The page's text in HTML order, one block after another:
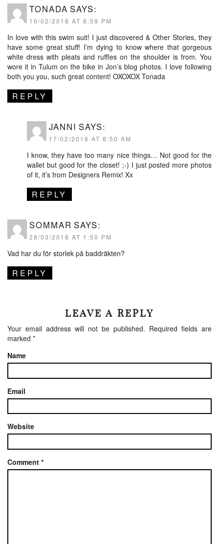
TONADA SAYS:
16/02/2018 AT 8:59 PM
In love with this swim suit! I just discovered & Other Stories, they
have some great stuff! I’m dying to know where that gorgeous
white dress with pleats and ruffles on the shoulder is from. You
wore it in Tulum on the bike in Jon’s blog photos. I love following
both you you, such great content! OXOXOX Tonada
REPLY
JANNI SAYS:
17/02/2018 AT 8:50 AM
I know, they have too many nice things… Not good for the
wallet but good for the closet! ;-) I just posted more photos
of it, it’s from Designers Remix! Xx
REPLY
SOMMAR SAYS:
28/03/2018 AT 1:50 PM
Vad har du för storlek på baddräkten?
REPLY
LEAVE A REPLY
Your email address will not be published. Required fields are
marked *
Name
Email
Website
Comment *